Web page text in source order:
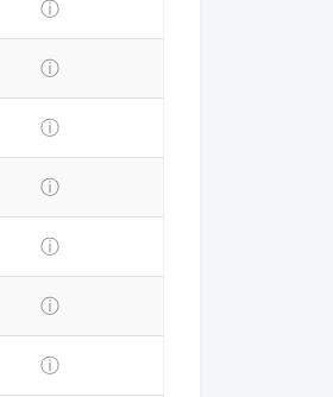
ⓘ
ⓘ
ⓘ
ⓘ
ⓘ
ⓘ
ⓘ